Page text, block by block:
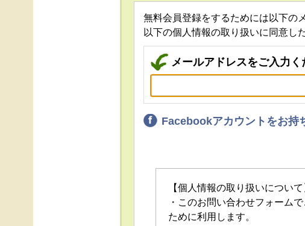
無料会員登録をするためには以下の
以下の個人情報の取り扱いに同意し
メールアドレスをご入力く
Facebookアカウントをお持
【個人情報の取り扱いについて
・このお問い合わせフォーム
ために利用します。